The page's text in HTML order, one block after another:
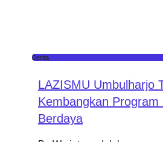
Berita
LAZISMU Umbulharjo
Kembangkan Program
Berdaya